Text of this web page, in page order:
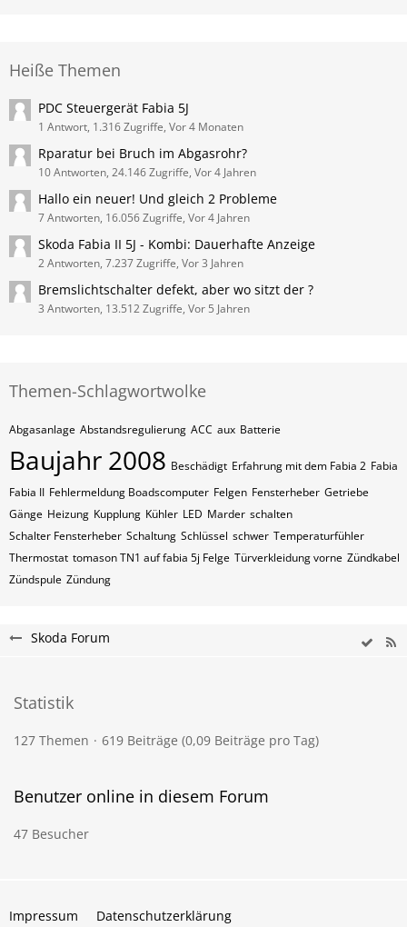
Heiße Themen
PDC Steuergerät Fabia 5J
1 Antwort, 1.316 Zugriffe, Vor 4 Monaten
Rparatur bei Bruch im Abgasrohr?
10 Antworten, 24.146 Zugriffe, Vor 4 Jahren
Hallo ein neuer! Und gleich 2 Probleme
7 Antworten, 16.056 Zugriffe, Vor 4 Jahren
Skoda Fabia II 5J - Kombi: Dauerhafte Anzeige
2 Antworten, 7.237 Zugriffe, Vor 3 Jahren
Bremslichtschalter defekt, aber wo sitzt der ?
3 Antworten, 13.512 Zugriffe, Vor 5 Jahren
Themen-Schlagwortwolke
Abgasanlage Abstandsregulierung ACC aux Batterie
Baujahr 2008 Beschädigt Erfahrung mit dem Fabia 2 Fabia
Fabia II Fehlermeldung Boadscomputer Felgen Fensterheber Getriebe
Gänge Heizung Kupplung Kühler LED Marder schalten
Schalter Fensterheber Schaltung Schlüssel schwer Temperaturfühler
Thermostat tomason TN1 auf fabia 5j Felge Türverkleidung vorne Zündkabel
Zündspule Zündung
Skoda Forum
Statistik
127 Themen 619 Beiträge (0,09 Beiträge pro Tag)
Benutzer online in diesem Forum
47 Besucher
Impressum Datenschutzerklärung